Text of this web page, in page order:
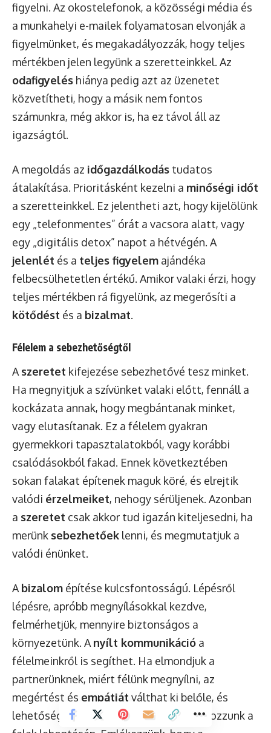
figyelni. Az okostelefonok, a közösségi média és
a munkahelyi e-mailek folyamatosan elvonják a
figyelmünket, és megakadályozzák, hogy teljes
mértékben jelen legyünk a szeretteinkkel. Az
odafigyelés hiánya pedig azt az üzenetet
közvetítheti, hogy a másik nem fontos
számunkra, még akkor is, ha ez távol áll az
igazságtól.
A megoldás az időgazdálkodás tudatos
átalakítása. Prioritásként kezelni a minőségi időt
a szeretteinkkel. Ez jelentheti azt, hogy kijelölünk
egy „telefonmentes” órát a vacsora alatt, vagy
egy „digitális detox” napot a hétvégén. A
jelenlét és a teljes figyelem ajándéka
felbecsülhetetlen értékű. Amikor valaki érzi, hogy
teljes mértékben rá figyelünk, az megerősíti a
kötődést és a bizalmat.
Félelem a sebezhetőségtől
A szeretet kifejezése sebezhetővé tesz minket.
Ha megnyitjuk a szívünket valaki előtt, fennáll a
kockázata annak, hogy megbántanak minket,
vagy elutasítanak. Ez a félelem gyakran
gyermekkori tapasztalatokból, vagy korábbi
csalódásokból fakad. Ennek következtében
sokan falakat építenek maguk köré, és elrejtik
valódi érzelmeiket, nehogy sérüljenek. Azonban
a szeretet csak akkor tud igazán kiteljesedni, ha
merünk sebezhetőek lenni, és megmutatjuk a
valódi énünket.
A bizalom építése kulcsfontosságú. Lépésről
lépésre, apróbb megnyílásokkal kezdve,
felmérhetjük, mennyire biztonságos a
környezetünk. A nyílt kommunikáció a
félelmeinkről is segíthet. Ha elmondjuk a
partnerünknek, miért félünk megnyílni, az
megértést és empátiát válthat ki belőle, és
lehetőséget ad arra, hogy közösen dolgozzunk a